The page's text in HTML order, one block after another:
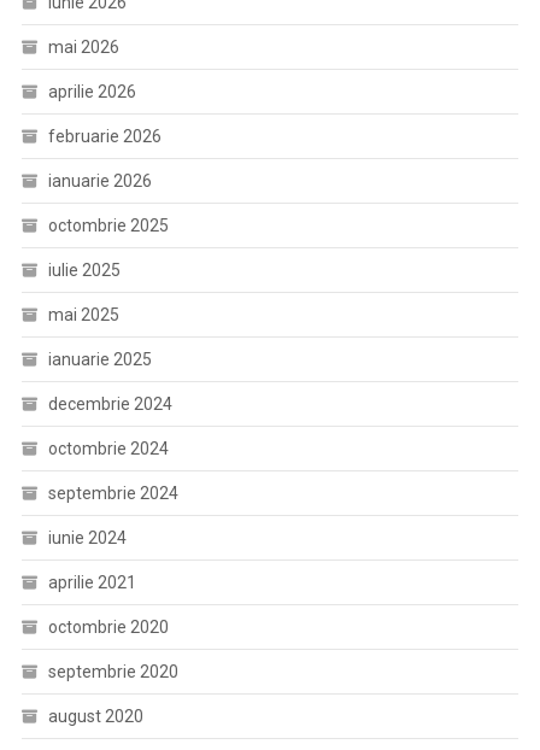
mai 2026
aprilie 2026
februarie 2026
ianuarie 2026
octombrie 2025
iulie 2025
mai 2025
ianuarie 2025
decembrie 2024
octombrie 2024
septembrie 2024
iunie 2024
aprilie 2021
octombrie 2020
septembrie 2020
august 2020